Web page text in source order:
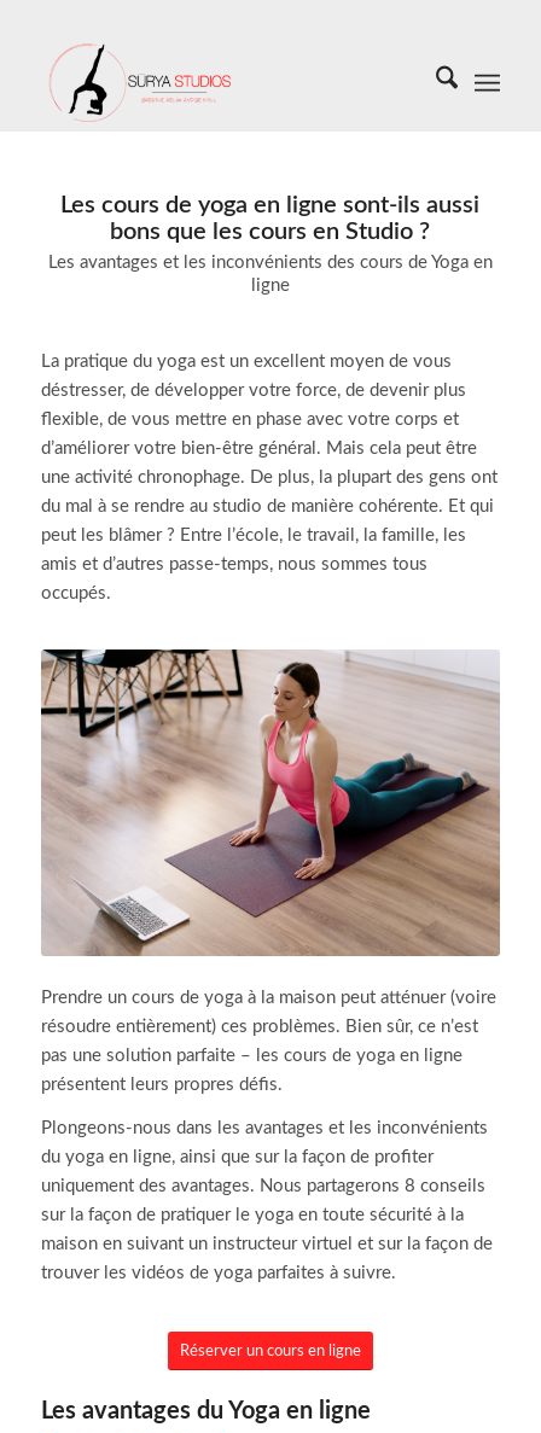
Les cours de yoga en ligne sont-ils aussi
bons que les cours en Studio ?
Les avantages et les inconvénients des cours de Yoga en
ligne
La pratique du yoga est un excellent moyen de vous
déstresser, de développer votre force, de devenir plus
flexible, de vous mettre en phase avec votre corps et
d’améliorer votre bien-être général. Mais cela peut être
une activité chronophage. De plus, la plupart des gens ont
du mal à se rendre au studio de manière cohérente. Et qui
peut les blâmer ? Entre l’école, le travail, la famille, les
amis et d’autres passe-temps, nous sommes tous
occupés.
Prendre un cours de yoga à la maison peut atténuer (voire
résoudre entièrement) ces problèmes. Bien sûr, ce n’est
pas une solution parfaite – les cours de yoga en ligne
présentent leurs propres défis.
Plongeons-nous dans les avantages et les inconvénients
du yoga en ligne, ainsi que sur la façon de profiter
uniquement des avantages. Nous partagerons 8 conseils
sur la façon de pratiquer le yoga en toute sécurité à la
maison en suivant un instructeur virtuel et sur la façon de
trouver les vidéos de yoga parfaites à suivre.
Réserver un cours en ligne
Les avantages du Yoga en ligne